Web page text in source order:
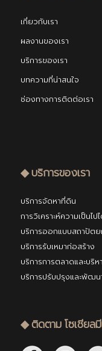
เกี่ยวกับเรา
ผลงานของเรา
บริการของเรา
บทความที่น่าสนใจ
ช่องทางการติดต่อเรา
◆ บริการของเรา
บริการจัดหาที่ดิน
การวิเคราะห์ความเป็นไ
บริการออกแบบสถาปัตย
บริการรับเหมาก่อสร้าง
บริการการตลาดและบริ
บริการปรับปรุงและพัฒน
◆ ติดตาม โซเชียล